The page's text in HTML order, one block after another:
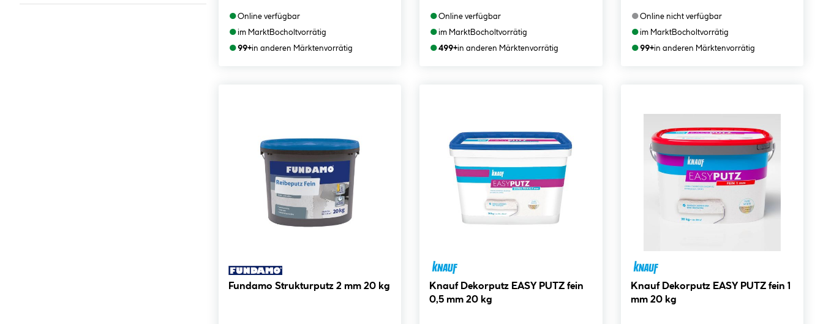
●Online verfügbar
●im MarktBocholtvorrätig
●99+in anderen Märktenvorrätig
●Online verfügbar
●im MarktBocholtvorrätig
●499+in anderen Märktenvorrätig
●Online nicht verfügbar
●im MarktBocholtvorrätig
●99+in anderen Märktenvorrätig
Fundamo Strukturputz 2 mm 20 kg
Knauf Dekorputz EASY PUTZ fein
0,5 mm 20 kg
Knauf Dekorputz EASY PUTZ fein 1
mm 20 kg